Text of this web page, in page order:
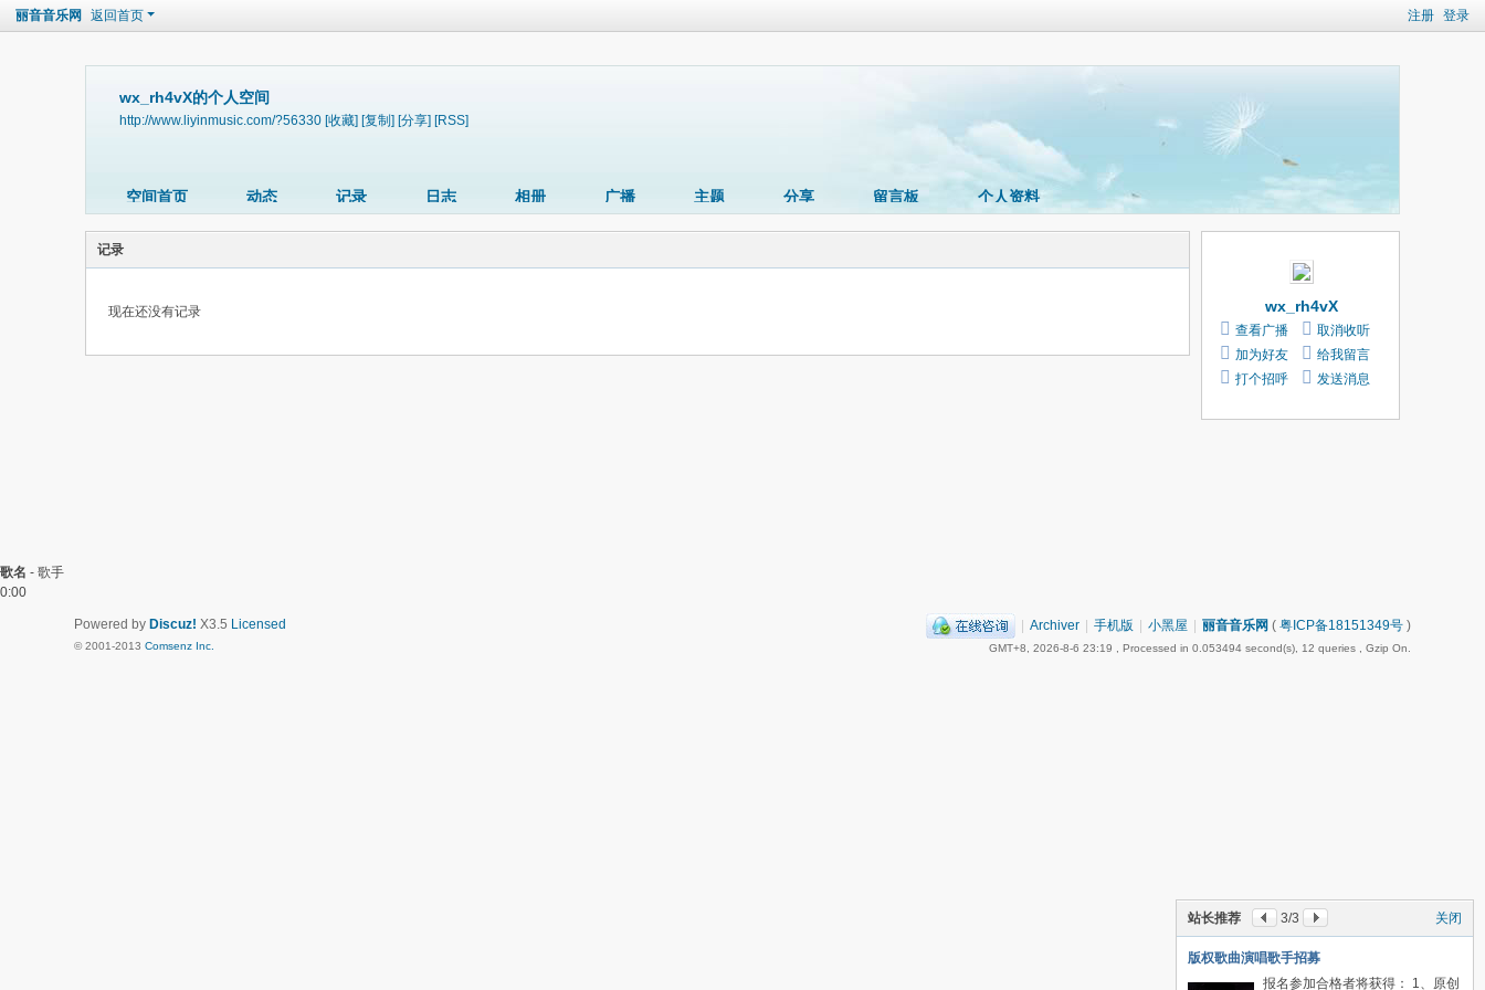
注册 登录
丽音音乐网 返回首页
wx_rh4vX的个人空间
http://www.liyinmusic.com/?56330 [收藏] [复制] [分享] [RSS]
空间首页 动态 记录 日志 相册 广播 主题 分享 留言板 个人资料
记录
现在还没有记录 wx_rh4vX
查看广播
取消收听
加为好友
给我留言
打个招呼
发送消息
关闭
站长推荐 3/3
版权歌曲演唱歌手招募
报名参加合格者将获得： 1、原创
歌名 - 歌手
0:00
| Archiver | 手机版 | 小黑屋 | 丽音音乐网 ( 粤ICP备18151349号 )
GMT+8, 2026-8-6 23:19 , Processed in 0.053494 second(s), 12 queries , Gzip On.
Powered by Discuz! X3.5 Licensed
© 2001-2013 Comsenz Inc.